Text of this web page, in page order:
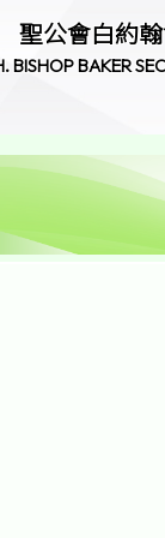
聖公會白約
BISHOP BAKER